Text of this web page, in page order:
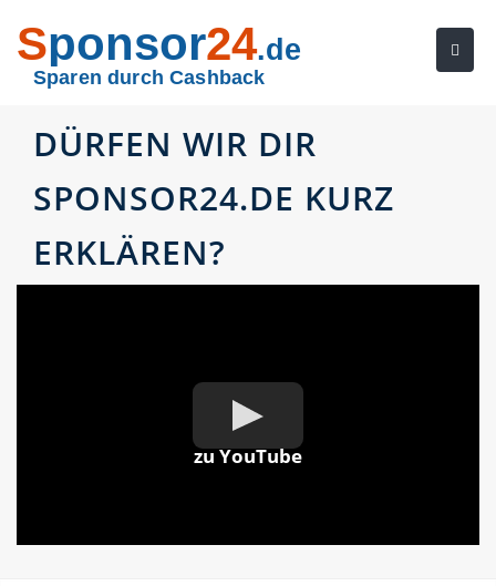
Sponsor24.de
Sparen durch Cashback
DÜRFEN WIR DIR
SPONSOR24.DE KURZ
ERKLÄREN?